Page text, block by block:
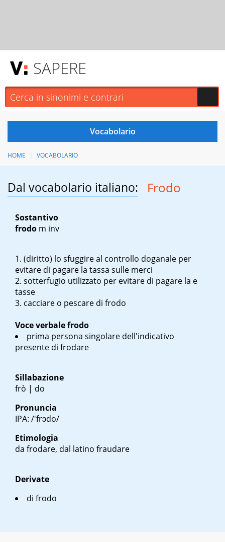
SAPERE
HOME VOCABOLARIO
Dal vocabolario italiano: Frodo
Sostantivo
frodo m inv
(diritto) lo sfuggire al controllo doganale per
evitare di pagare la tassa sulle merci
sotterfugio utilizzato per evitare di pagare la e
tasse
cacciare o pescare di frodo
Voce verbalefrodo
prima persona singolare dell'indicativo
presente di frodare
Sillabazione
frò | do
Pronuncia
IPA: /'frɔdo/
Etimologia
da frodare, dal latino fraudare
Derivate
di frodo